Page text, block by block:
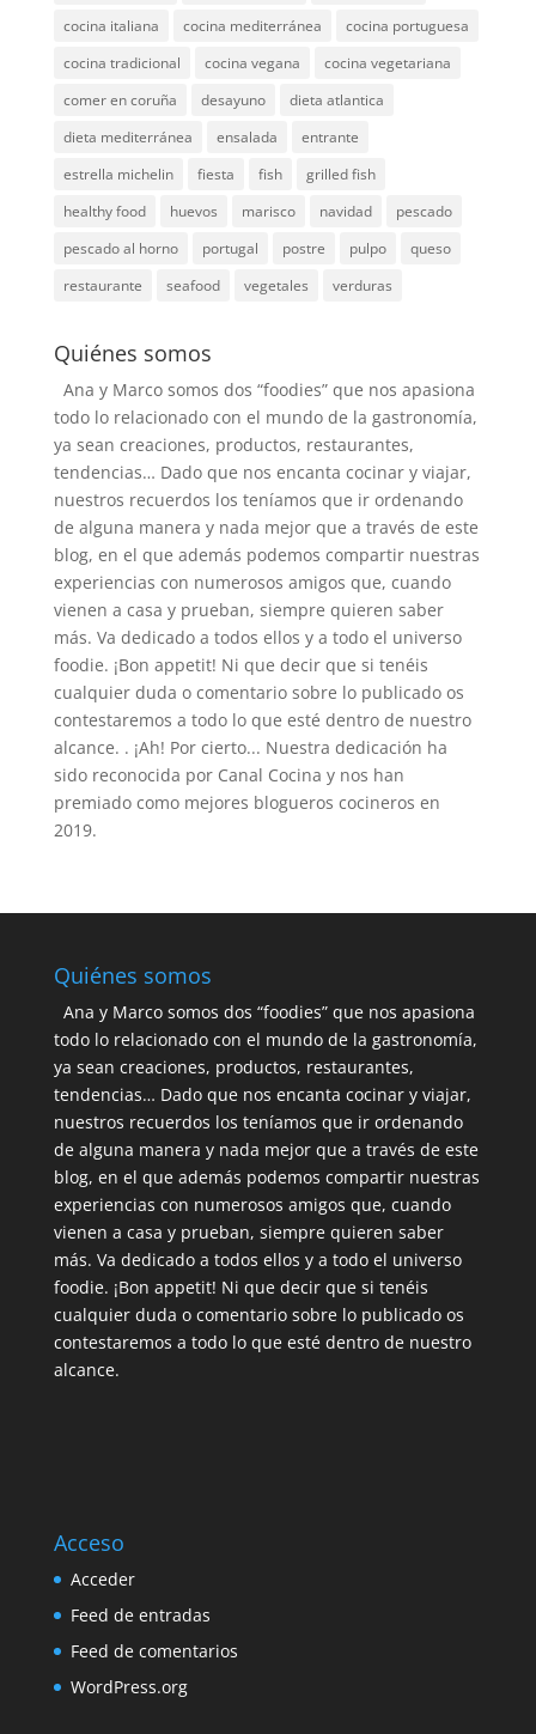
cocina italiana
cocina mediterránea
cocina portuguesa
cocina tradicional
cocina vegana
cocina vegetariana
comer en coruña
desayuno
dieta atlantica
dieta mediterránea
ensalada
entrante
estrella michelin
fiesta fish
grilled fish
healthy food
huevos marisco navidad
pescado
pescado al horno
portugal postre pulpo
queso
restaurante
seafood vegetales verduras
Quiénes somos
Ana y Marco somos dos “foodies” que nos apasiona
todo lo relacionado con el mundo de la gastronomía,
ya sean creaciones, productos, restaurantes,
tendencias… Dado que nos encanta cocinar y viajar,
nuestros recuerdos los teníamos que ir ordenando
de alguna manera y nada mejor que a través de este
blog, en el que además podemos compartir nuestras
experiencias con numerosos amigos que, cuando
vienen a casa y prueban, siempre quieren saber
más. Va dedicado a todos ellos y a todo el universo
foodie. ¡Bon appetit! Ni que decir que si tenéis
cualquier duda o comentario sobre lo publicado os
contestaremos a todo lo que esté dentro de nuestro
alcance. . ¡Ah! Por cierto... Nuestra dedicación ha
sido reconocida por Canal Cocina y nos han
premiado como mejores blogueros cocineros en
2019.
Quiénes somos
Ana y Marco somos dos “foodies” que nos apasiona
todo lo relacionado con el mundo de la gastronomía,
ya sean creaciones, productos, restaurantes,
tendencias… Dado que nos encanta cocinar y viajar,
nuestros recuerdos los teníamos que ir ordenando
de alguna manera y nada mejor que a través de este
blog, en el que además podemos compartir nuestras
experiencias con numerosos amigos que, cuando
vienen a casa y prueban, siempre quieren saber
más. Va dedicado a todos ellos y a todo el universo
foodie. ¡Bon appetit! Ni que decir que si tenéis
cualquier duda o comentario sobre lo publicado os
contestaremos a todo lo que esté dentro de nuestro
alcance.
Acceso
Acceder
Feed de entradas
Feed de comentarios
WordPress.org